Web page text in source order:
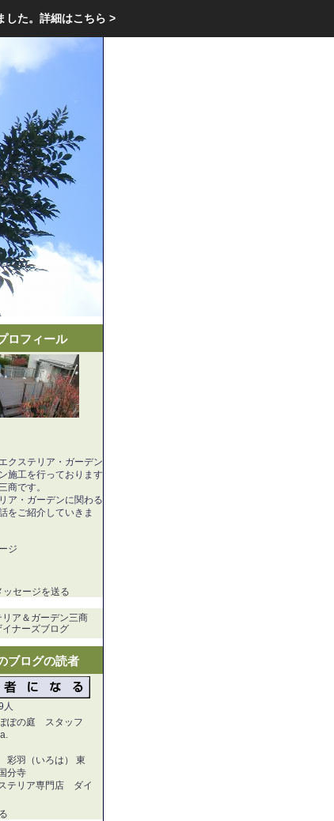
た。 詳細はこちら >
ロフィール
クステリア・ガーデン
施工を行っております
商です。
ア・ガーデンに関わる
をご紹介していきま
ジ
ッセージを送る
リア＆ガーデン三商
イナーズブログ
ブログの読者
人
ぽの庭 スタッフ
羽（いろは） 東
分寺
テリア専門店 ダイ